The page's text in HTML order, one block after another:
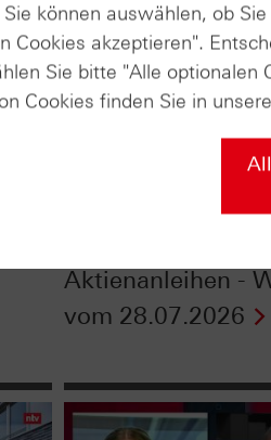
Checkliste -
Aktienanleihen -
vom 28.07.2026
können auswählen, ob
Cookies akzeptieren".
Sie bitte "Alle optionalen
Cookies finden Sie in